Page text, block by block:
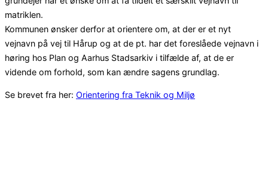
matriklen.
Kommunen ønsker derfor at orientere om, at der er et nyt
vejnavn på vej til Hårup og at de pt. har det foreslåede vejnavn i
høring hos Plan og Aarhus Stadsarkiv i tilfælde af, at de er
vidende om forhold, som kan ændre sagens grundlag.
Se brevet fra her: Orientering fra Teknik og Miljø